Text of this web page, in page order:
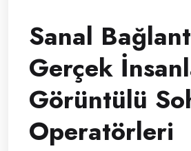
Sanal
Gerçek
Görüntülü
Operatörleri